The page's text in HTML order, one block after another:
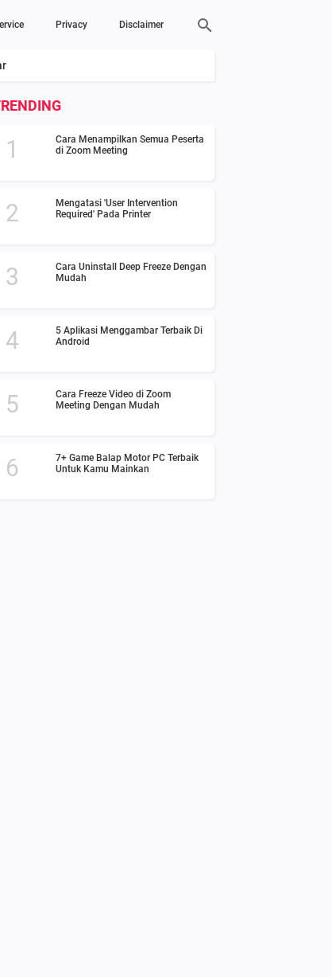
Privacy Disclaimer
Cara Menampilkan Semua Peserta
di Zoom Meeting
Mengatasi 'User Intervention
Required' Pada Printer
Cara Uninstall Deep Freeze Dengan
Mudah
5 Aplikasi Menggambar Terbaik Di
Android
Cara Freeze Video di Zoom
Meeting Dengan Mudah
7+ Game Balap Motor PC Terbaik
Untuk Kamu Mainkan